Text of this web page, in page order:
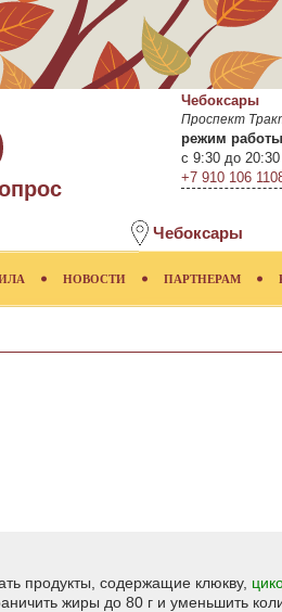
Чебоксары
Проспект
режим
с 9:30 до 20:30
+7 910 106
Чебоксары
НОВОСТИ ПАРТНЕРАМ
продукты, содержащие клюкву,
жиры до 80 г и уменьшить